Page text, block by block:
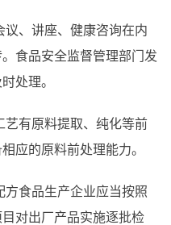
议、讲座、健康咨询在内
食品安全监督管理部门发
处理。
艺有原料提取、纯化等前
应的原料前处理能力。
方食品生产企业应当按照
对出厂产品实施逐批检